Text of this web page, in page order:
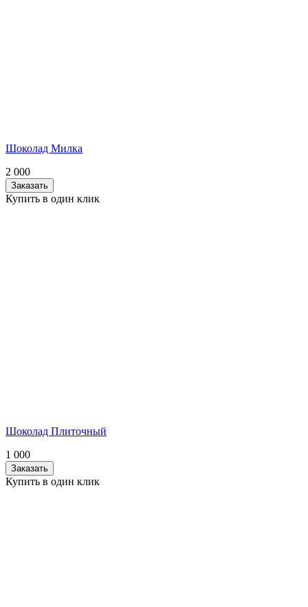
Шоколад Милка
2 000
Заказать
Купить в один клик
Шоколад Плиточный
1 000
Заказать
Купить в один клик